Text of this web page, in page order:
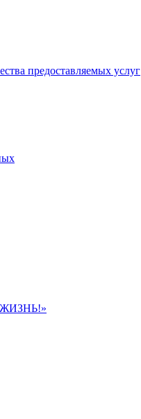
предоставляемых услуг
ЖИЗНЬ!»